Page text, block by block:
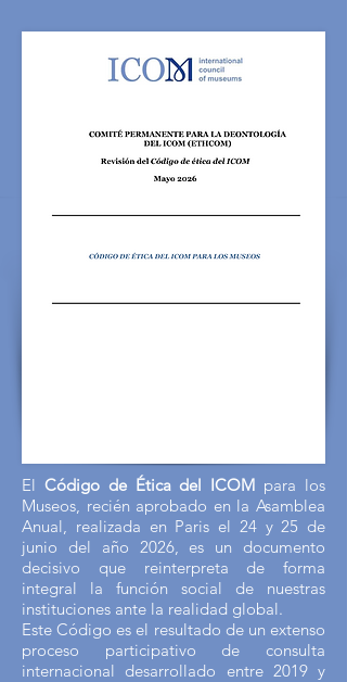
El Código de Ética del ICOM para los
Museos, recién aprobado en la Asamblea
Anual, realizada en Paris el 24 y 25 de
junio del año 2026, es un documento
decisivo que reinterpreta de forma
integral la función social de nuestras
instituciones ante la realidad global.
Este Código es el resultado de un extenso
proceso participativo de consulta
internacional desarrollado entre 2019 y